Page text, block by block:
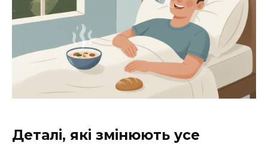
Деталі, які змінюють усе